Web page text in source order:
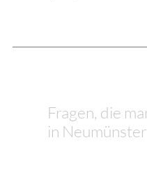
Fragen, die
in